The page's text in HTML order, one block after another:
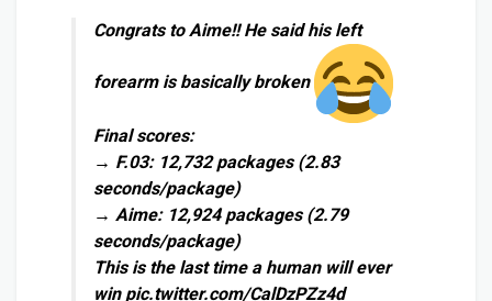
Congrats to Aime!! He said his left
forearm is basically broken
Final scores:
→ F.03: 12,732 packages (2.83
seconds/package)
→ Aime: 12,924 packages (2.79
seconds/package)
This is the last time a human will ever
win pic.twitter.com/CalDzPZz4d